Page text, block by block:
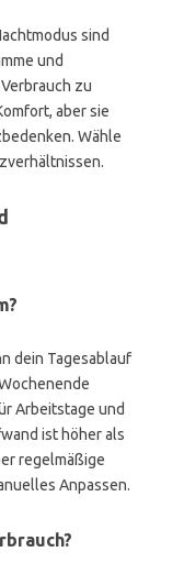
sind
und
zu
aber sie
Wähle
dein Tagesablauf
Arbeitstage und
ist höher als
regelmäßige
Anpassen.